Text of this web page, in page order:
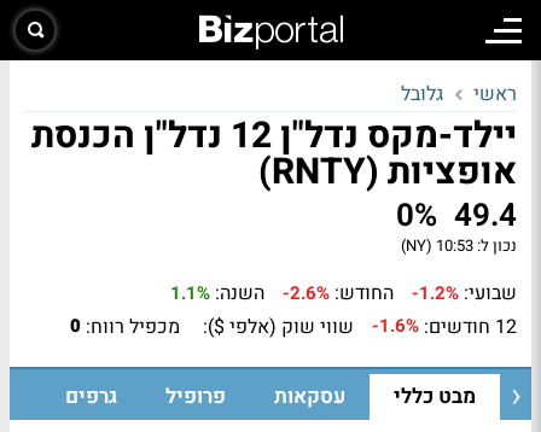
ראשי גלובל
יילד-מקס נדל"ן 12 נדל"ן הכנסת
אופציות (RNTY)
49.4
0%
נכון ל: 10:53 (NY)
שבועי: -1.2% החודש: -2.6% השנה: 1.1%
12 חודשים: -1.6% שווי שוק (אלפי $): מכפיל רווח: 0
מבט כללי עסקאות פרופיל גרפים